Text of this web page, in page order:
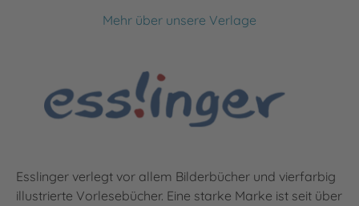
Mehr über unsere Verlage
Esslinger verlegt vor allem Bilderbücher und vierfarbig
illustrierte Vorlesebücher. Eine starke Marke ist seit über